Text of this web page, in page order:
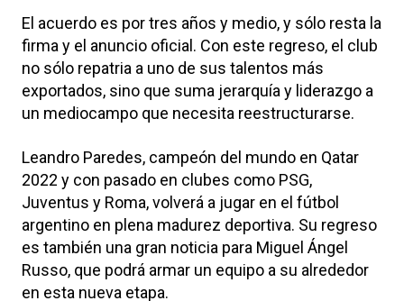
El acuerdo es por tres años y medio, y sólo resta la
firma y el anuncio oficial. Con este regreso, el club
no sólo repatria a uno de sus talentos más
exportados, sino que suma jerarquía y liderazgo a
un mediocampo que necesita reestructurarse.
Leandro Paredes, campeón del mundo en Qatar
2022 y con pasado en clubes como PSG,
Juventus y Roma, volverá a jugar en el fútbol
argentino en plena madurez deportiva. Su regreso
es también una gran noticia para Miguel Ángel
Russo, que podrá armar un equipo a su alrededor
en esta nueva etapa.